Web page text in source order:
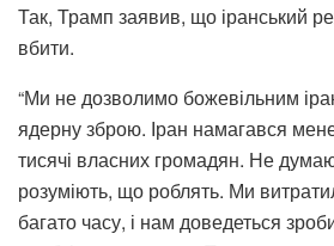
Так, Трамп заявив, що іранський
вбити.
“Ми не дозволимо божевільним
ядерну зброю. Іран намагався
тисячі власних громадян. Не
розуміють, що роблять. Ми
багато часу, і нам доведеться